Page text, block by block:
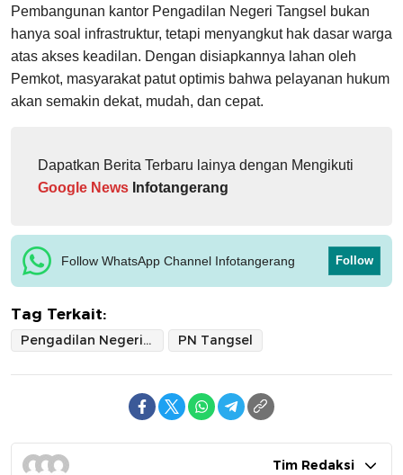
Pembangunan kantor Pengadilan Negeri Tangsel bukan
hanya soal infrastruktur, tetapi menyangkut hak dasar warga
atas akses keadilan. Dengan disiapkannya lahan oleh
Pemkot, masyarakat patut optimis bahwa pelayanan hukum
akan semakin dekat, mudah, dan cepat.
Dapatkan Berita Terbaru lainya dengan Mengikuti
Google News Infotangerang
Follow WhatsApp Channel Infotangerang Follow
Tag Terkait:
Pengadilan Negeri Tangsel PN Tangsel
Tim Redaksi